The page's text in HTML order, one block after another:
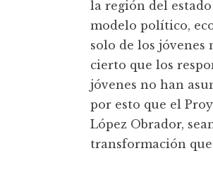
la región del
modelo político,
solo de los jóvenes
cierto que los
jóvenes no han
por esto que el
López Obrador,
transformación